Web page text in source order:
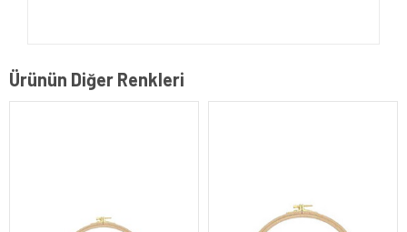
Ürünün Diğer Renkleri